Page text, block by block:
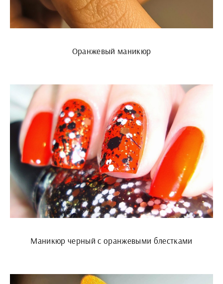
Оранжевый маникюр
Маникюр черный с оранжевыми блестками